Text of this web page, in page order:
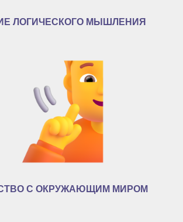
ЛОГИЧЕСКОГО МЫШЛЕНИЯ
С ОКРУЖАЮЩИМ МИРОМ